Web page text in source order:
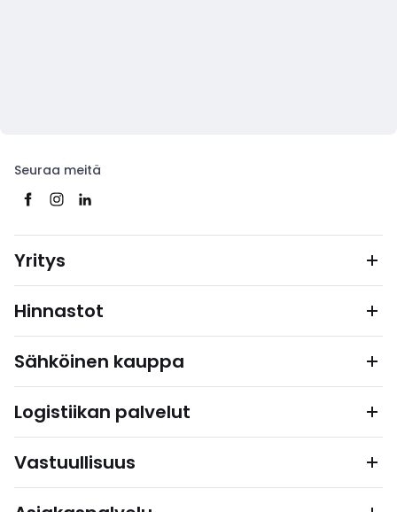
Seuraa meitä
Yritys
Hinnastot
Sähköinen kauppa
Logistiikan palvelut
Vastuullisuus